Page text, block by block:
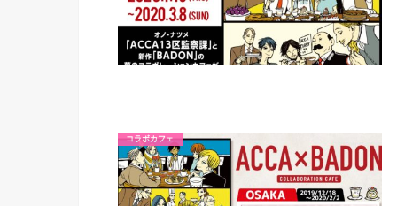
コラボカフェ